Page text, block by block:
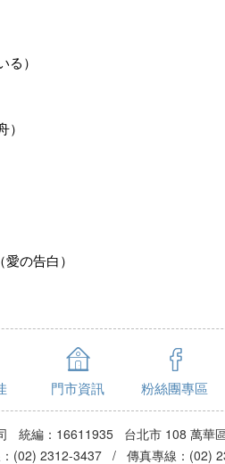
）
の告白）
門市資訊 粉絲團專區
統編：16611935 台北市 108 萬華
(02) 2312-3437 / 傳真專線：(02)